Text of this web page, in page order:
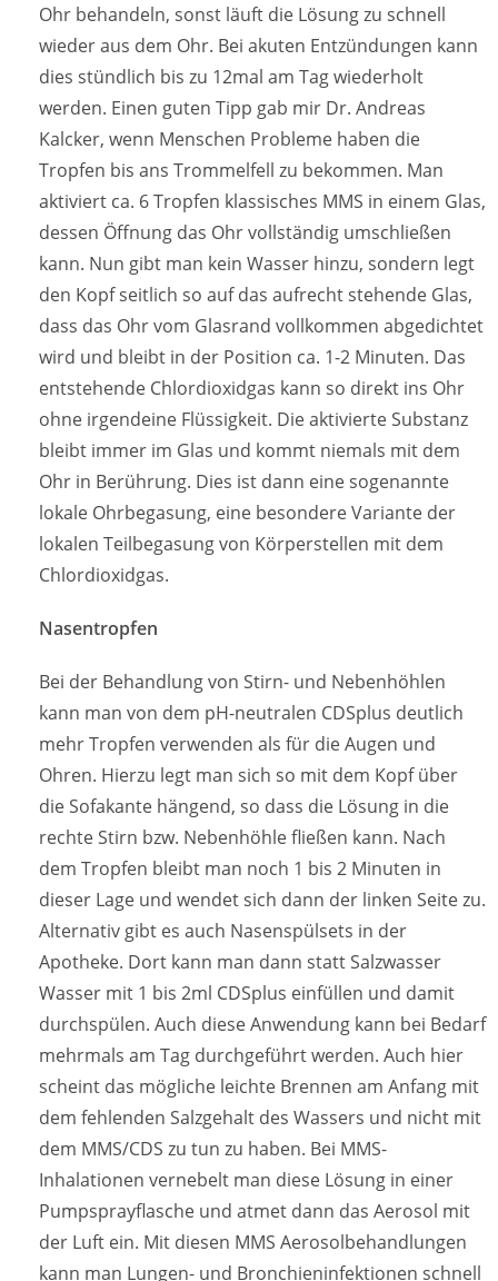
Ohr behandeln, sonst läuft die Lösung zu schnell
wieder aus dem Ohr. Bei akuten Entzündungen kann
dies stündlich bis zu 12mal am Tag wiederholt
werden. Einen guten Tipp gab mir Dr. Andreas
Kalcker, wenn Menschen Probleme haben die
Tropfen bis ans Trommelfell zu bekommen. Man
aktiviert ca. 6 Tropfen klassisches MMS in einem Glas,
dessen Öffnung das Ohr vollständig umschließen
kann. Nun gibt man kein Wasser hinzu, sondern legt
den Kopf seitlich so auf das aufrecht stehende Glas,
dass das Ohr vom Glasrand vollkommen abgedichtet
wird und bleibt in der Position ca. 1-2 Minuten. Das
entstehende Chlordioxidgas kann so direkt ins Ohr
ohne irgendeine Flüssigkeit. Die aktivierte Substanz
bleibt immer im Glas und kommt niemals mit dem
Ohr in Berührung. Dies ist dann eine sogenannte
lokale Ohrbegasung, eine besondere Variante der
lokalen Teilbegasung von Körperstellen mit dem
Chlordioxidgas.
Nasentropfen
Bei der Behandlung von Stirn- und Nebenhöhlen
kann man von dem pH-neutralen CDSplus deutlich
mehr Tropfen verwenden als für die Augen und
Ohren. Hierzu legt man sich so mit dem Kopf über
die Sofakante hängend, so dass die Lösung in die
rechte Stirn bzw. Nebenhöhle fließen kann. Nach
dem Tropfen bleibt man noch 1 bis 2 Minuten in
dieser Lage und wendet sich dann der linken Seite zu.
Alternativ gibt es auch Nasenspülsets in der
Apotheke. Dort kann man dann statt Salzwasser
Wasser mit 1 bis 2ml CDSplus einfüllen und damit
durchspülen. Auch diese Anwendung kann bei Bedarf
mehrmals am Tag durchgeführt werden. Auch hier
scheint das mögliche leichte Brennen am Anfang mit
dem fehlenden Salzgehalt des Wassers und nicht mit
dem MMS/CDS zu tun zu haben. Bei MMS-
Inhalationen vernebelt man diese Lösung in einer
Pumpsprayflasche und atmet dann das Aerosol mit
der Luft ein. Mit diesen MMS Aerosolbehandlungen
kann man Lungen- und Bronchieninfektionen schnell